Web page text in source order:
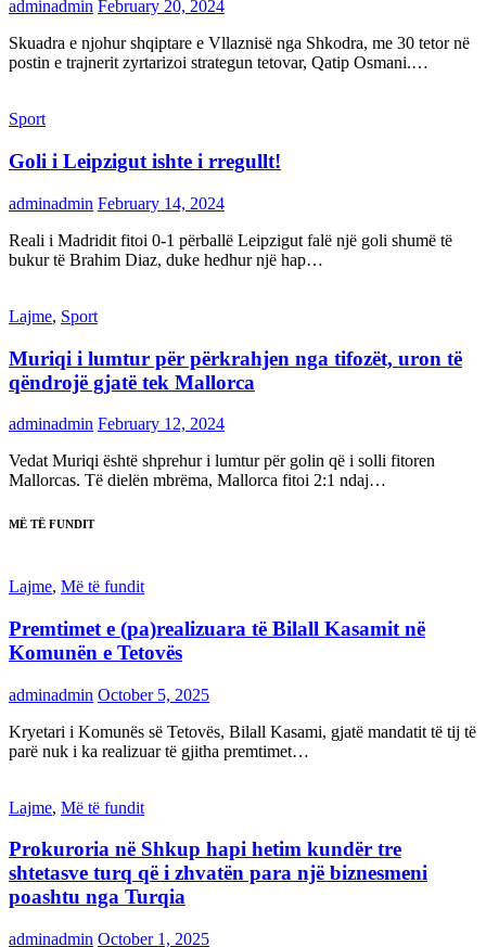
adminadmin February 20, 2024
Skuadra e njohur shqiptare e Vllaznisë nga Shkodra, me 30 tetor në
postin e trajnerit zyrtarizoi strategun tetovar, Qatip Osmani.…
Sport
Goli i Leipzigut ishte i rregullt!
adminadmin February 14, 2024
Reali i Madridit fitoi 0-1 përballë Leipzigut falë një goli shumë të
bukur të Brahim Diaz, duke hedhur një hap…
Lajme, Sport
Muriqi i lumtur për përkrahjen nga tifozët, uron të
qëndrojë gjatë tek Mallorca
adminadmin February 12, 2024
Vedat Muriqi është shprehur i lumtur për golin që i solli fitoren
Mallorcas. Të dielën mbrëma, Mallorca fitoi 2:1 ndaj…
MË TË FUNDIT
Lajme, Më të fundit
Premtimet e (pa)realizuara të Bilall Kasamit në
Komunën e Tetovës
adminadmin October 5, 2025
Kryetari i Komunës së Tetovës, Bilall Kasami, gjatë mandatit të tij të
parë nuk i ka realizuar të gjitha premtimet…
Lajme, Më të fundit
Prokuroria në Shkup hapi hetim kundër tre
shtetasve turq që i zhvatën para një biznesmeni
poashtu nga Turqia
adminadmin October 1, 2025